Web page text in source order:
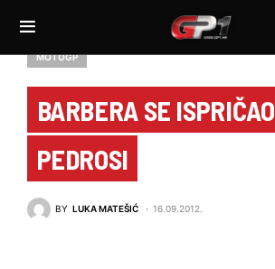
MOTOGP
BARBERA SE ISPRIČAO
PEDROSI
BY LUKA MATEŠIĆ 16.09.2012.